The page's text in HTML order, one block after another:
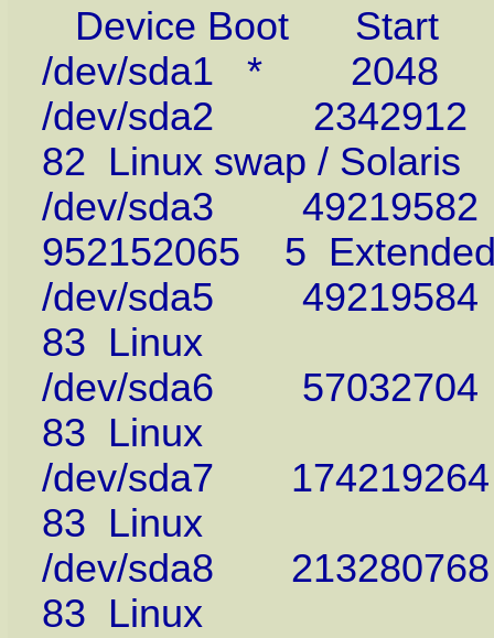
Device Boot
/dev/sda1 * 2048
/dev/sda2 2342912
82 Linux swap / Solaris
/dev/sda3 49219582
952152065 5
/dev/sda5
83 Linux
/dev/sda6 57032704
83 Linux
/dev/sda7
83 Linux
/dev/sda8
83 Linux